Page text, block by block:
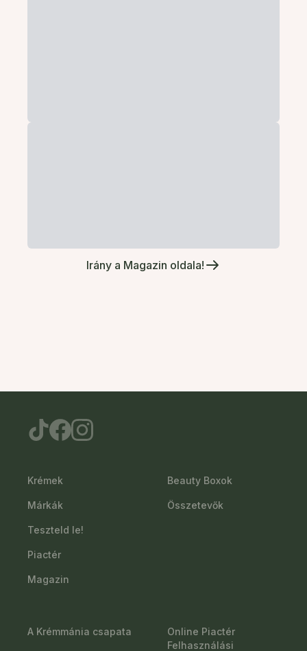
Irány a Magazin oldala!
Krémek
Márkák
Teszteld le!
Piactér
Magazin
Beauty Boxok
Összetevők
A Krémmánia csapata
Online Piactér
Felhasználási